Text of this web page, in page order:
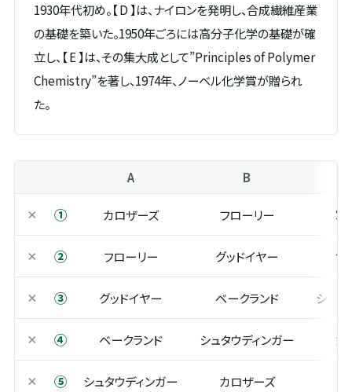
1930年代初め。【 D 】は、ナイロンを発明し、合成繊維産業
の基礎を築いた。1950年ごろには高分子化学の基礎が確
立し、【 E 】は、その集大成として”Principles of Polymer
Chemistry”を著し、1974年、ノーベル化学賞が贈られ
た。
A B
× ① カロザーズ フローリー グ
× ② フローリー グッドイヤー ベ
× ③ グッドイヤー ベークランド シュタ
× ④ ベークランド シュタウディンガー カ
× ⑤ シュタウディンガー カロザーズ